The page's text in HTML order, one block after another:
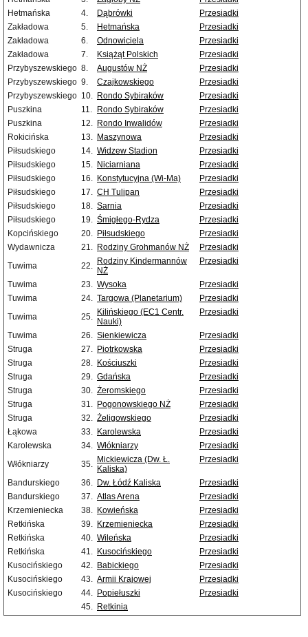
Hetmańska
4. Dąbrówki
Przesiadki
Zakładowa
5. Hetmańska
Przesiadki
Zakładowa
6. Odnowiciela
Przesiadki
Zakładowa
7. Książąt Polskich
Przesiadki
Przybyszewskiego 8. Augustów NŻ
Przesiadki
Przybyszewskiego 9. Czajkowskiego
Przesiadki
Przybyszewskiego 10. Rondo Sybiraków
Przesiadki
Puszkina
11. Rondo Sybiraków
Przesiadki
Puszkina
12. Rondo Inwalidów
Przesiadki
Rokicińska
13. Maszynowa
Przesiadki
Piłsudskiego
14. Widzew Stadion
Przesiadki
Piłsudskiego
15. Niciarniana
Przesiadki
Piłsudskiego
16. Konstytucyjna (Wi-Ma)
Przesiadki
Piłsudskiego
17. CH Tulipan
Przesiadki
Piłsudskiego
18. Sarnia
Przesiadki
Piłsudskiego
19. Śmigłego-Rydza
Przesiadki
Kopcińskiego
20. Piłsudskiego
Przesiadki
Wydawnicza
21. Rodziny Grohmanów NŻ
Przesiadki
Tuwima
22. Rodziny Kindermannów
NŻ
Przesiadki
Tuwima 23. Wysoka
Przesiadki
Tuwima
24. Targowa (Planetarium)
Przesiadki
Tuwima
25. Kilińskiego (EC1 Centr.
Nauki)
Przesiadki
Tuwima 26. Sienkiewicza
Przesiadki
Struga
27. Piotrkowska
Przesiadki
Struga
28. Kościuszki
Przesiadki
Struga
29. Gdańska
Przesiadki
Struga
30. Żeromskiego
Przesiadki
Struga
31. Pogonowskiego NŻ
Przesiadki
Struga
32. Żeligowskiego
Przesiadki
Łąkowa
33. Karolewska
Przesiadki
Karolewska
34. Włókniarzy
Przesiadki
Włókniarzy
35. Mickiewicza (Dw. Ł.
Kaliska)
Przesiadki
Bandurskiego 36. Dw. Łódź Kaliska
Przesiadki
Bandurskiego
37. Atlas Arena
Przesiadki
Krzemieniecka
38. Kowieńska
Przesiadki
Retkińska
39. Krzemieniecka
Przesiadki
Retkińska
40. Wileńska
Przesiadki
Retkińska
41. Kusocińskiego
Przesiadki
Kusocińskiego
42. Babickiego
Przesiadki
Kusocińskiego
43. Armii Krajowej
Przesiadki
Kusocińskiego
44. Popiełuszki
Przesiadki
45. Retkinia